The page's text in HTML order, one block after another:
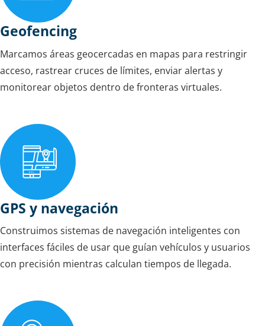
Geofencing
Marcamos áreas geocercadas en mapas para restringir
acceso, rastrear cruces de límites, enviar alertas y
monitorear objetos dentro de fronteras virtuales.
GPS y navegación
Construimos sistemas de navegación inteligentes con
interfaces fáciles de usar que guían vehículos y usuarios
con precisión mientras calculan tiempos de llegada.